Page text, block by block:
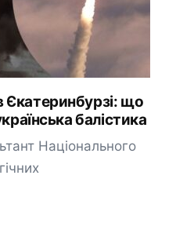
що
балістика
Національного